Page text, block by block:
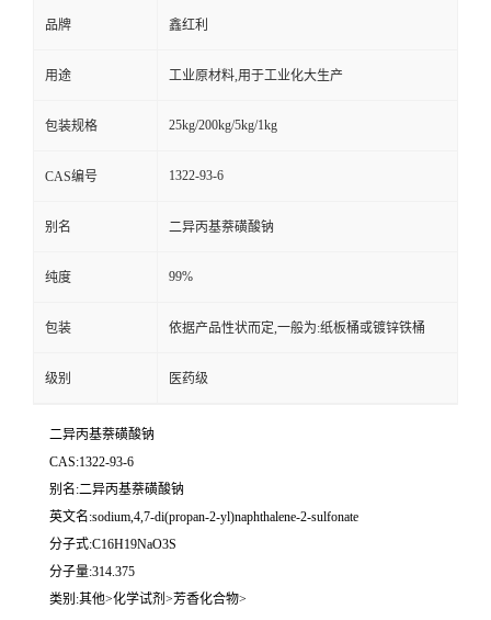
品牌 鑫红利
用途 工业原材料,用于工业化大生产
包装规格 25kg/200kg/5kg/1kg
CAS编号 1322-93-6
别名 二异丙基萘磺酸钠
纯度 99%
包装 依据产品性状而定,一般为:纸板桶或镀锌铁桶
级别 医药级
二异丙基萘磺酸钠
CAS:1322-93-6
别名:二异丙基萘磺酸钠
英文名:sodium,4,7-di(propan-2-yl)naphthalene-2-sulfonate
分子式:C16H19NaO3S
分子量:314.375
类别:其他>化学试剂>芳香化合物>